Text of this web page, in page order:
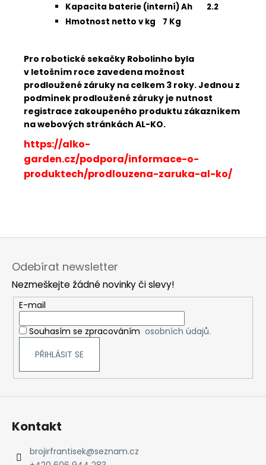
Kapacita baterie (interní) Ah 2.2
Hmotnost netto v kg 7 Kg
Pro robotické sekačky Robolinho byla
v letošním roce zavedena možnost
prodloužené záruky na celkem 3 roky. Jednou z
podmínek prodloužené záruky je nutnost
registrace zakoupeného produktu zákazníkem
na webových stránkách AL-KO.
https://alko-
garden.cz/podpora/informace-o-
produktech/prodlouzena-zaruka-al-ko/
Z
Odebírat newsletter
Nezmeškejte žádné novinky či slevy!
E-mail
Souhasím se zpracováním osobních údajů.
PŘIHLÁSIT SE
Kontakt
brojirfrantisek@seznam.cz